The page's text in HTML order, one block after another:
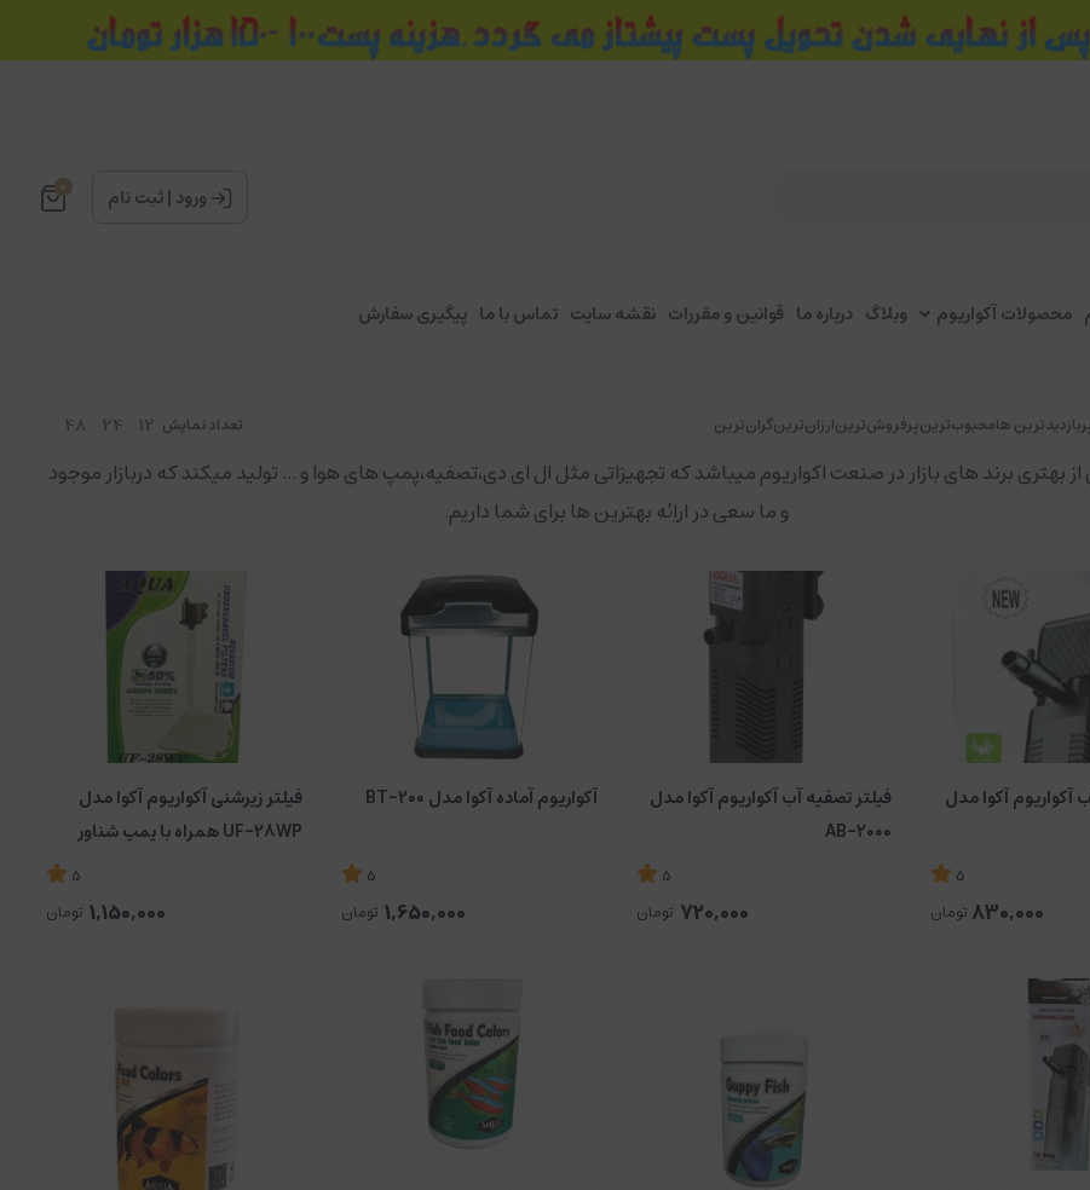
ورود |ثبت نام 0
محصولات آکواریوم وبلاگ درباره ما قوانین و مقررات نقشه سایت تماس با ما پیگیری سفارش
هامحبوب‌‌ترینپرفروش‌ترینارزان‌ترینگران‌ترین تعداد نمایش 12
24
48
از بهتری برند های بازار در صنعت اکواریوم میباشد که تجهیزاتی مثل ال ای دی،تصفیه،پمپ های هوا و ... تولید میکند که دربازار موجود
و ما سعی در اراِئه بهترین ها برای شما داریم.
آکواریوم آکوا مدل
5
830,000 تومان
فیلتر تصفیه آب آکواریوم آکوا مدل
AB-2000
5
720,000 تومان
آکواریوم آماده آکوا مدل BT-200
5
1,650,000 تومان
فیلتر زیرشنی آکواریوم آکوا مدل
UF-28WP همراه با پمپ شناور
5
1,150,000 تومان